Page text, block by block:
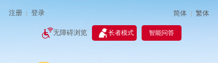
注册 登录 简体 | 繁体
无障碍浏览 长者模式 智能问答